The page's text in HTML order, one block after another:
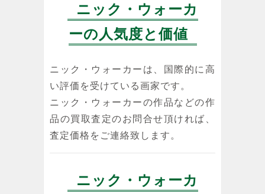
ニック・ウォーカ
ーの人気度と価値
ニック・ウォーカーは、国際的に高
い評価を受けている画家です。
ニック・ウォーカーの作品などの作
品の買取査定のお問合せ頂ければ、
査定価格をご連絡致します。
ニック・ウォーカ